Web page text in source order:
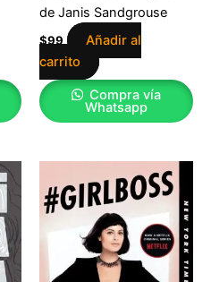
de Janis Sandgrouse
$99
Añadir al
carrito
Compra vía
Whatsapp